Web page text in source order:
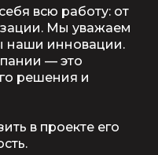
всю работу: от
Мы уважаем
наши инновации.
— это
решения и
в проекте его